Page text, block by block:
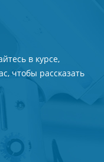
в курсе,
чтобы рассказать